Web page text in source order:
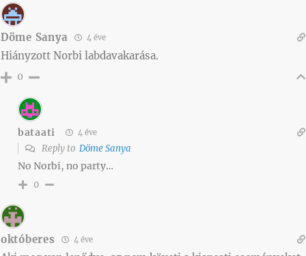
Döme Sanya 4 éve
Hiányzott Norbi labdavakarása.
0
bataati 4 éve
Reply to Döme Sanya
No Norbi, no party…
0
októberes 4 éve